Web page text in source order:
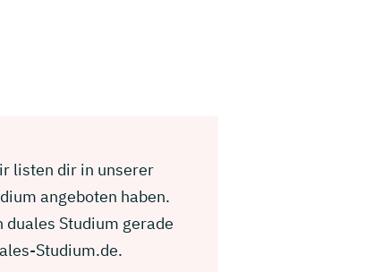
listen dir in unserer
angeboten haben.
Studium gerade
Studium.de.